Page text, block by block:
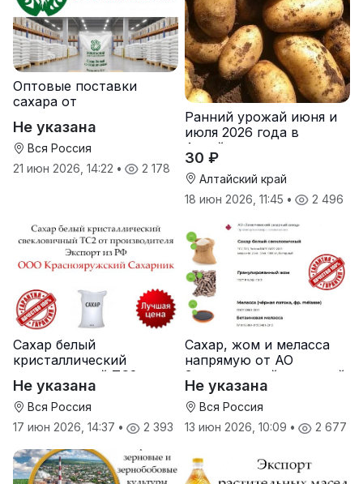
Оптовые поставки
сахара от
Хохольский сахарный
комбинат
Не указана
Вся Россия
21 июн 2026, 14:22 • 2 178
Ранний урожай июня и
июля 2026 года в
Алтайском крае
30 ₽
Алтайский край
18 июн 2026, 11:45 • 2 496
Сахар белый
кристаллический
свекловичный ТС2 от
производителя
Не указана
Вся Россия
17 июн 2026, 14:37 • 2 393
Сахар, жом и меласса
напрямую от АО
Земетчинский сахарный
завод
Не указана
Вся Россия
13 июн 2026, 10:09 • 2 677